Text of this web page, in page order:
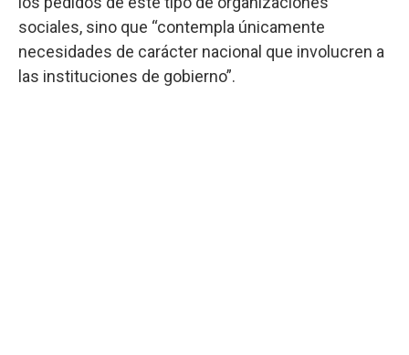
sociales, sino que “contempla únicamente
necesidades de carácter nacional que involucren a
las instituciones de gobierno”.